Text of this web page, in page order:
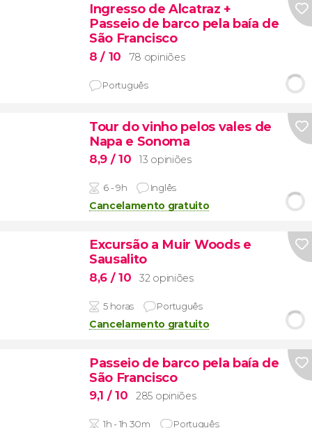
Ingresso de Alcatraz +
Passeio de barco pela baía de
São Francisco
8/ 10 78 opiniões
Português
Tour do vinho pelos vales de
Napa e Sonoma
8,9 / 10 13 opiniões
6 - 9h Inglês
Cancelamento gratuito
Excursão a Muir Woods e
Sausalito
8,6 / 10 32 opiniões
5 horas Português
Cancelamento gratuito
Passeio de barco pela baía de
São Francisco
9,1 / 10 285 opiniões
1h - 1h 30m Português